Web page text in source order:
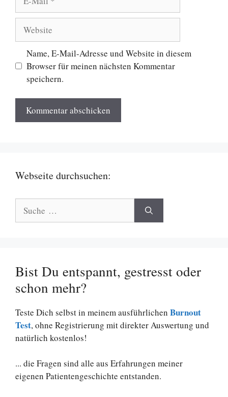
Mail
Name, E-Mail-Adresse und Website in diesem
Browser für meinen nächsten Kommentar
speichern.
Webseite durchsuchen:
nach:
Bist Du entspannt, gestresst oder
schon mehr?
Teste Dich selbst in meinem ausführlichen Burnout
Test, ohne Registrierung mit direkter Auswertung und
natürlich kostenlos!
... die Fragen sind alle aus Erfahrungen meiner
eigenen Patientengeschichte entstanden.